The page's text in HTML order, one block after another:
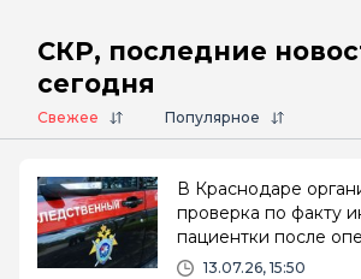
СКР, последние
сегодня
Свежее Популярное
В Краснодаре
проверка по факту
пациентки после
13.07.26, 15:50